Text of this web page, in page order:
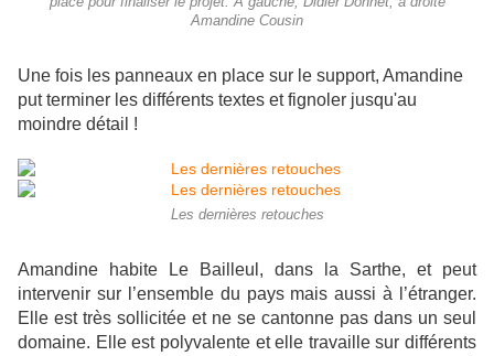
Amandine Cousin
Une fois les panneaux en place sur le support, Amandine
put terminer les différents textes et fignoler jusqu'au
moindre détail !
Les dernières retouches
Amandine habite Le Bailleul, dans la Sarthe, et peut
intervenir sur l’ensemble du pays mais aussi à l’étranger.
Elle est très sollicitée et ne se cantonne pas dans un seul
domaine. Elle est polyvalente et elle travaille sur différents